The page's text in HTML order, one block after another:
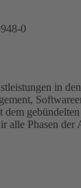
0
in
alle Phasen der